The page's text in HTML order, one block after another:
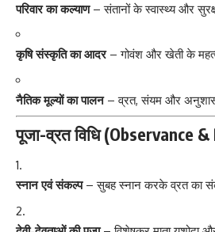
परिवार का कल्याण– संतानों के स्वास्थ्य और
कृषि संस्कृति का आदर– गोवंश और खेती के महत्व
नैतिक मूल्यों का पालन– व्रत, संयम और
पूजा-व्रत विधि (Observance
स्नान एवं संकल्प– सुबह स्नान करके व्रत का